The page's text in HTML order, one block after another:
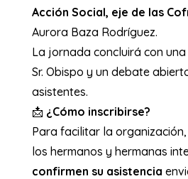
Acción Social, eje de las
Aurora Baza Rodríguez.
​La jornada concluirá con
Sr. Obispo y un debate
asistentes.
​📩 ¿Cómo inscribirse?
​Para facilitar la
los hermanos y hermanas
confirmen su asistencia